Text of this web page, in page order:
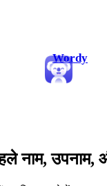
Wordy
नाम,